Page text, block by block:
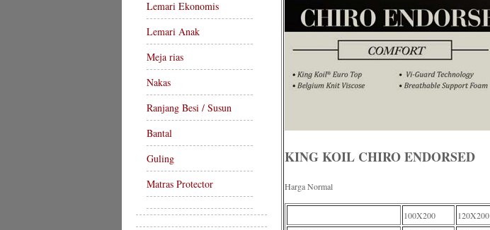
Lemari Ekonomis
Lemari Anak
Meja rias
Nakas
Ranjang Besi / Susun
Bantal
Guling
Matras Protector
KING KOIL CHIRO ENDORSED
Harga Normal
100X200 120X200